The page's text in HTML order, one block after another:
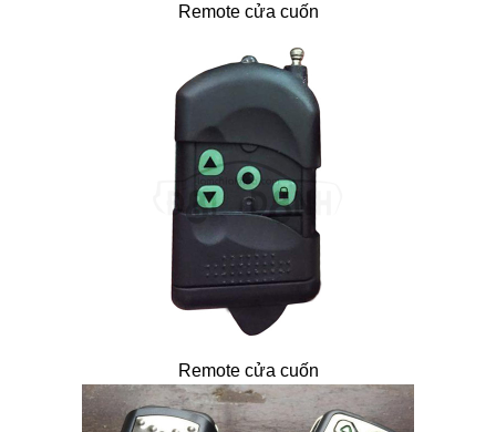
Remote cửa cuốn
Remote cửa cuốn